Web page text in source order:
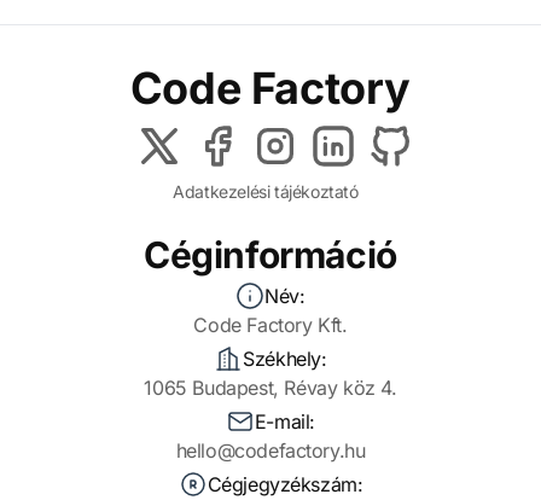
Code Factory
Adatkezelési tájékoztató
Céginformáció
Név:
Code Factory Kft.
Székhely:
1065 Budapest, Révay köz 4.
E-mail:
hello@codefactory.hu
Cégjegyzékszám: